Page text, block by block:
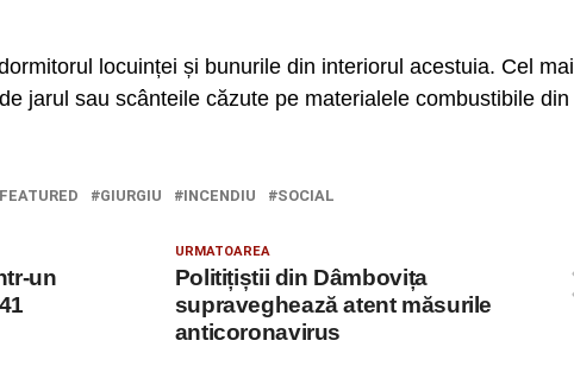
locuinței și bunurile din interiorul acestuia. Cel mai
jarul sau scânteile căzute pe materialele combustibile din
FEATURED GIURGIU INCENDIU SOCIAL
URMATOAREA
Politițiștii din Dâmbovița
supraveghează atent măsurile
anticoronavirus
un